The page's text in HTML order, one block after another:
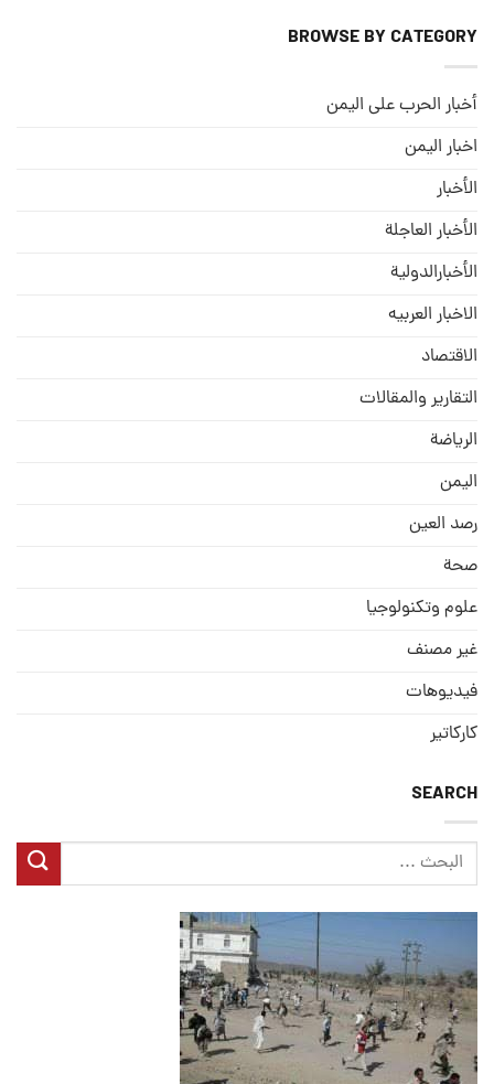
BROWSE BY CATEGORY
أخبار الحرب على اليمن
اخبار اليمن
الأخبار
الأخبار العاجلة
الأخبارالدولية
الاخبار العربيه
الاقتصاد
التقارير والمقالات
الریاضة
الیمن
رصد العین
صحة
علوم وتكنولوجيا
غير مصنف
فيديوهات
كاركاتير
SEARCH